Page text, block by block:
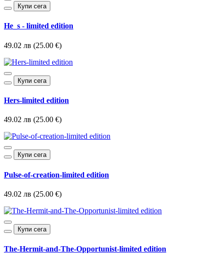
Купи сега
He_s - limited edition
49.02 лв (25.00 €)
Купи сега
Hers-limited edition
49.02 лв (25.00 €)
Купи сега
Pulse-of-creation-limited edition
49.02 лв (25.00 €)
Купи сега
The-Hermit-and-The-Opportunist-limited edition